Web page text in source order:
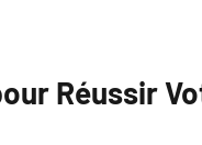
Réussir